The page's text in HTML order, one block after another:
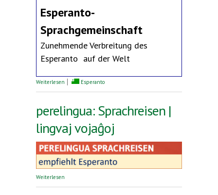
Esperanto-
Sprachgemeinschaft
Zunehmende Verbreitung des
Esperanto auf der Welt
Weiterlesen über Erklärung des Deutschen Esperanto-Bundes
Esperanto
perelingua: Sprachreisen |
lingvaj vojaĝoj
Weiterlesen